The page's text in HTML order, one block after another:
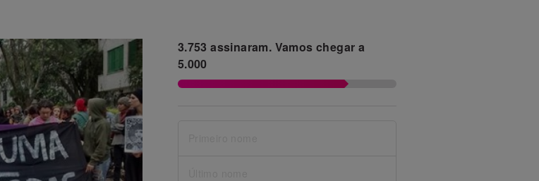
3.753 assinaram. Vamos chegar a
5.000